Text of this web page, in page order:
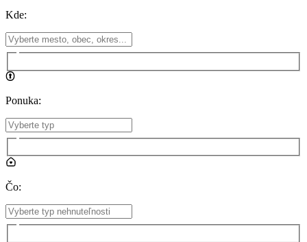
Kde:
Ponuka:
Čo: